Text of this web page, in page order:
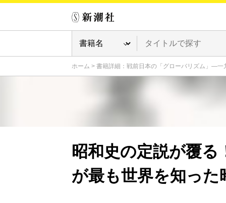
ホーム > 書籍詳細：戦前日本の「グローバリズム」―
昭和史の定説が覆
が最も世界を知った